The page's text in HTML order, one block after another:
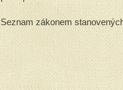
Seznam zákonem